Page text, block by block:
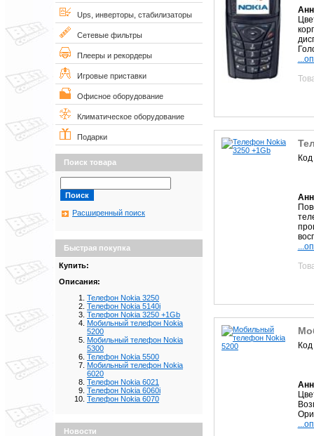
Ups, инверторы, стабилизаторы
Сетевые фильтры
Плееры и рекордеры
Игровые приставки
Офисное оборудование
Климатическое оборудование
Подарки
Поиск товара
Расширенный поиск
Быстрая покупка
Купить:
Описания:
Телефон Nokia 3250
Телефон Nokia 5140i
Телефон Nokia 3250 +1Gb
Мобильный телефон Nokia
5200
Мобильный телефон Nokia
5300
Телефон Nokia 5500
Мобильный телефон Nokia
6020
Телефон Nokia 6021
Телефон Nokia 6060i
Телефон Nokia 6070
Новости
Код